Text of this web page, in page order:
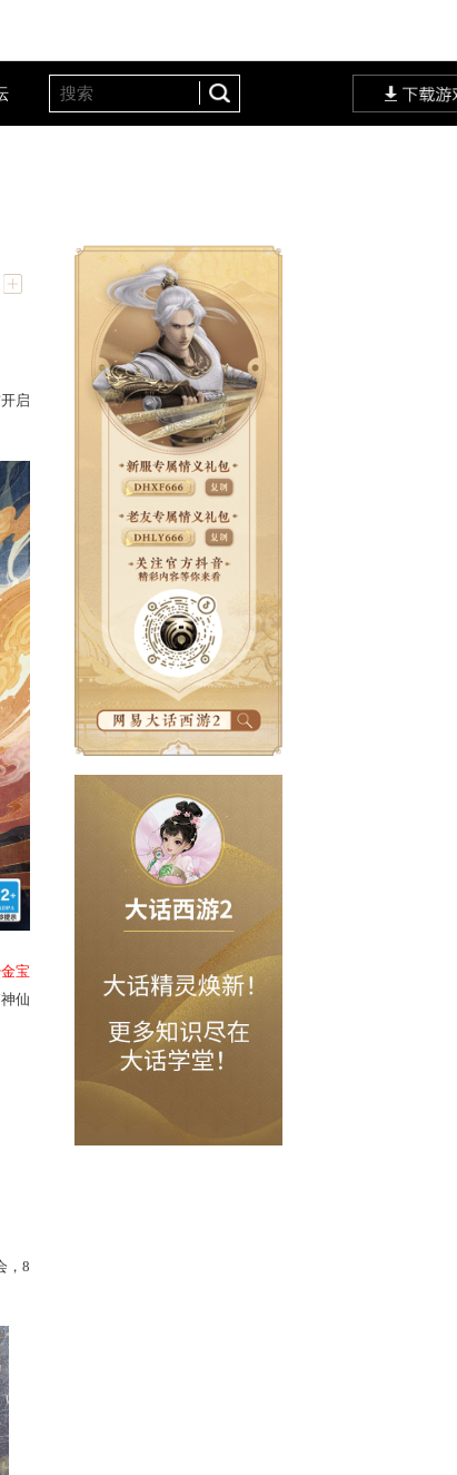
设定站 论坛
”明日局测
字号：
奖池票选
也让老铁们提前开启
周年！